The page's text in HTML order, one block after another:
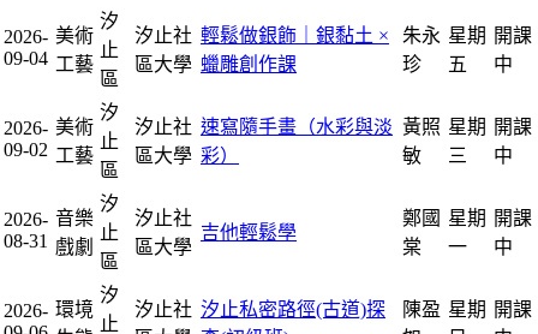
2026-
09-04
美術
工藝
汐
止
區
汐止社
區大學
輕鬆做銀飾｜銀黏土 ×
蠟雕創作課
朱永
珍
星期
五
開課
中
2026-
09-02
美術
工藝
汐
止
區
汐止社
區大學
速寫隨手畫（水彩與淡
彩）
黃照
敏
星期
三
開課
中
2026-
08-31
音樂
戲劇
汐
止
區
汐止社
區大學
吉他輕鬆學
鄭國
棠
星期
一
開課
中
2026- 環境
汐
止
汐止社 汐止私密路徑(古道)探
陳盈 星期 開課